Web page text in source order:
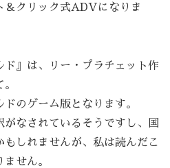
＆クリック式ADVになりま
ド』は、リー・プラチェット作
のゲーム版となります。
がなされているそうですし、国
しれませんが、私は読んだこ
せん。